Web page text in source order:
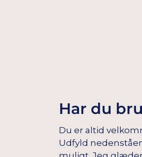
Har du
Du er altid
Udfyld